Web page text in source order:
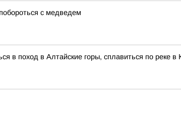
с медведем
в поход в Алтайские горы, сплавиться по